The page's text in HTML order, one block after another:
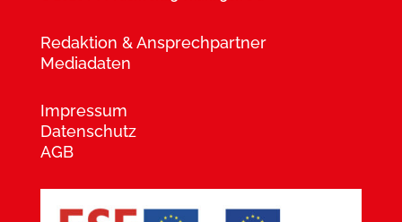
Redaktion & Ansprechpartner
Mediadaten
Impressum
Datenschutz
AGB